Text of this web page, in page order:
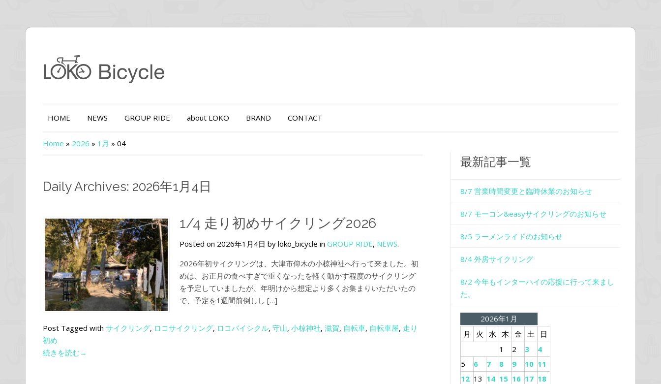
HOME NEWS GROUP RIDE about LOKO BRAND CONTACT
Home » 2026 » 1月 » 04
Daily Archives: 2026年1月4日
1/4 走り初めサイクリング2026
Posted on 2026年1月4日 by loko_bicycle in GROUP RIDE, NEWS.
2026年初サイクリングは、大津市仰木の小椋神社へ行って来ました。初
めは、お正月の食べすぎで重くなったを軽く動かす程度のサイクリング
を予定していましたが、年明けから想定より多くお集まりいただいたの
で、予定を1週間前倒しし […]
Post Tagged with サイクリング, ロコサイクリング, ロコバイシクル, 守山, 小椋神社, 滋賀, 自転車, 自転車屋, 走り
初め
続きを読む→
最新記事一覧
8/7 営業時間変更と臨時休業のお知らせ
8/7 モーコン&easyサイクリングのお知らせ
8/5 ラーメンライドのお知らせ
8/4 外房サイクリング
8/2 今年もインターハイの応援に行って来まし
た。
2026年1月
月
火 水 木 金 土
日
1
2 3
4
5
6 7 8 9 10 11
12 13 14 15 16 17 18